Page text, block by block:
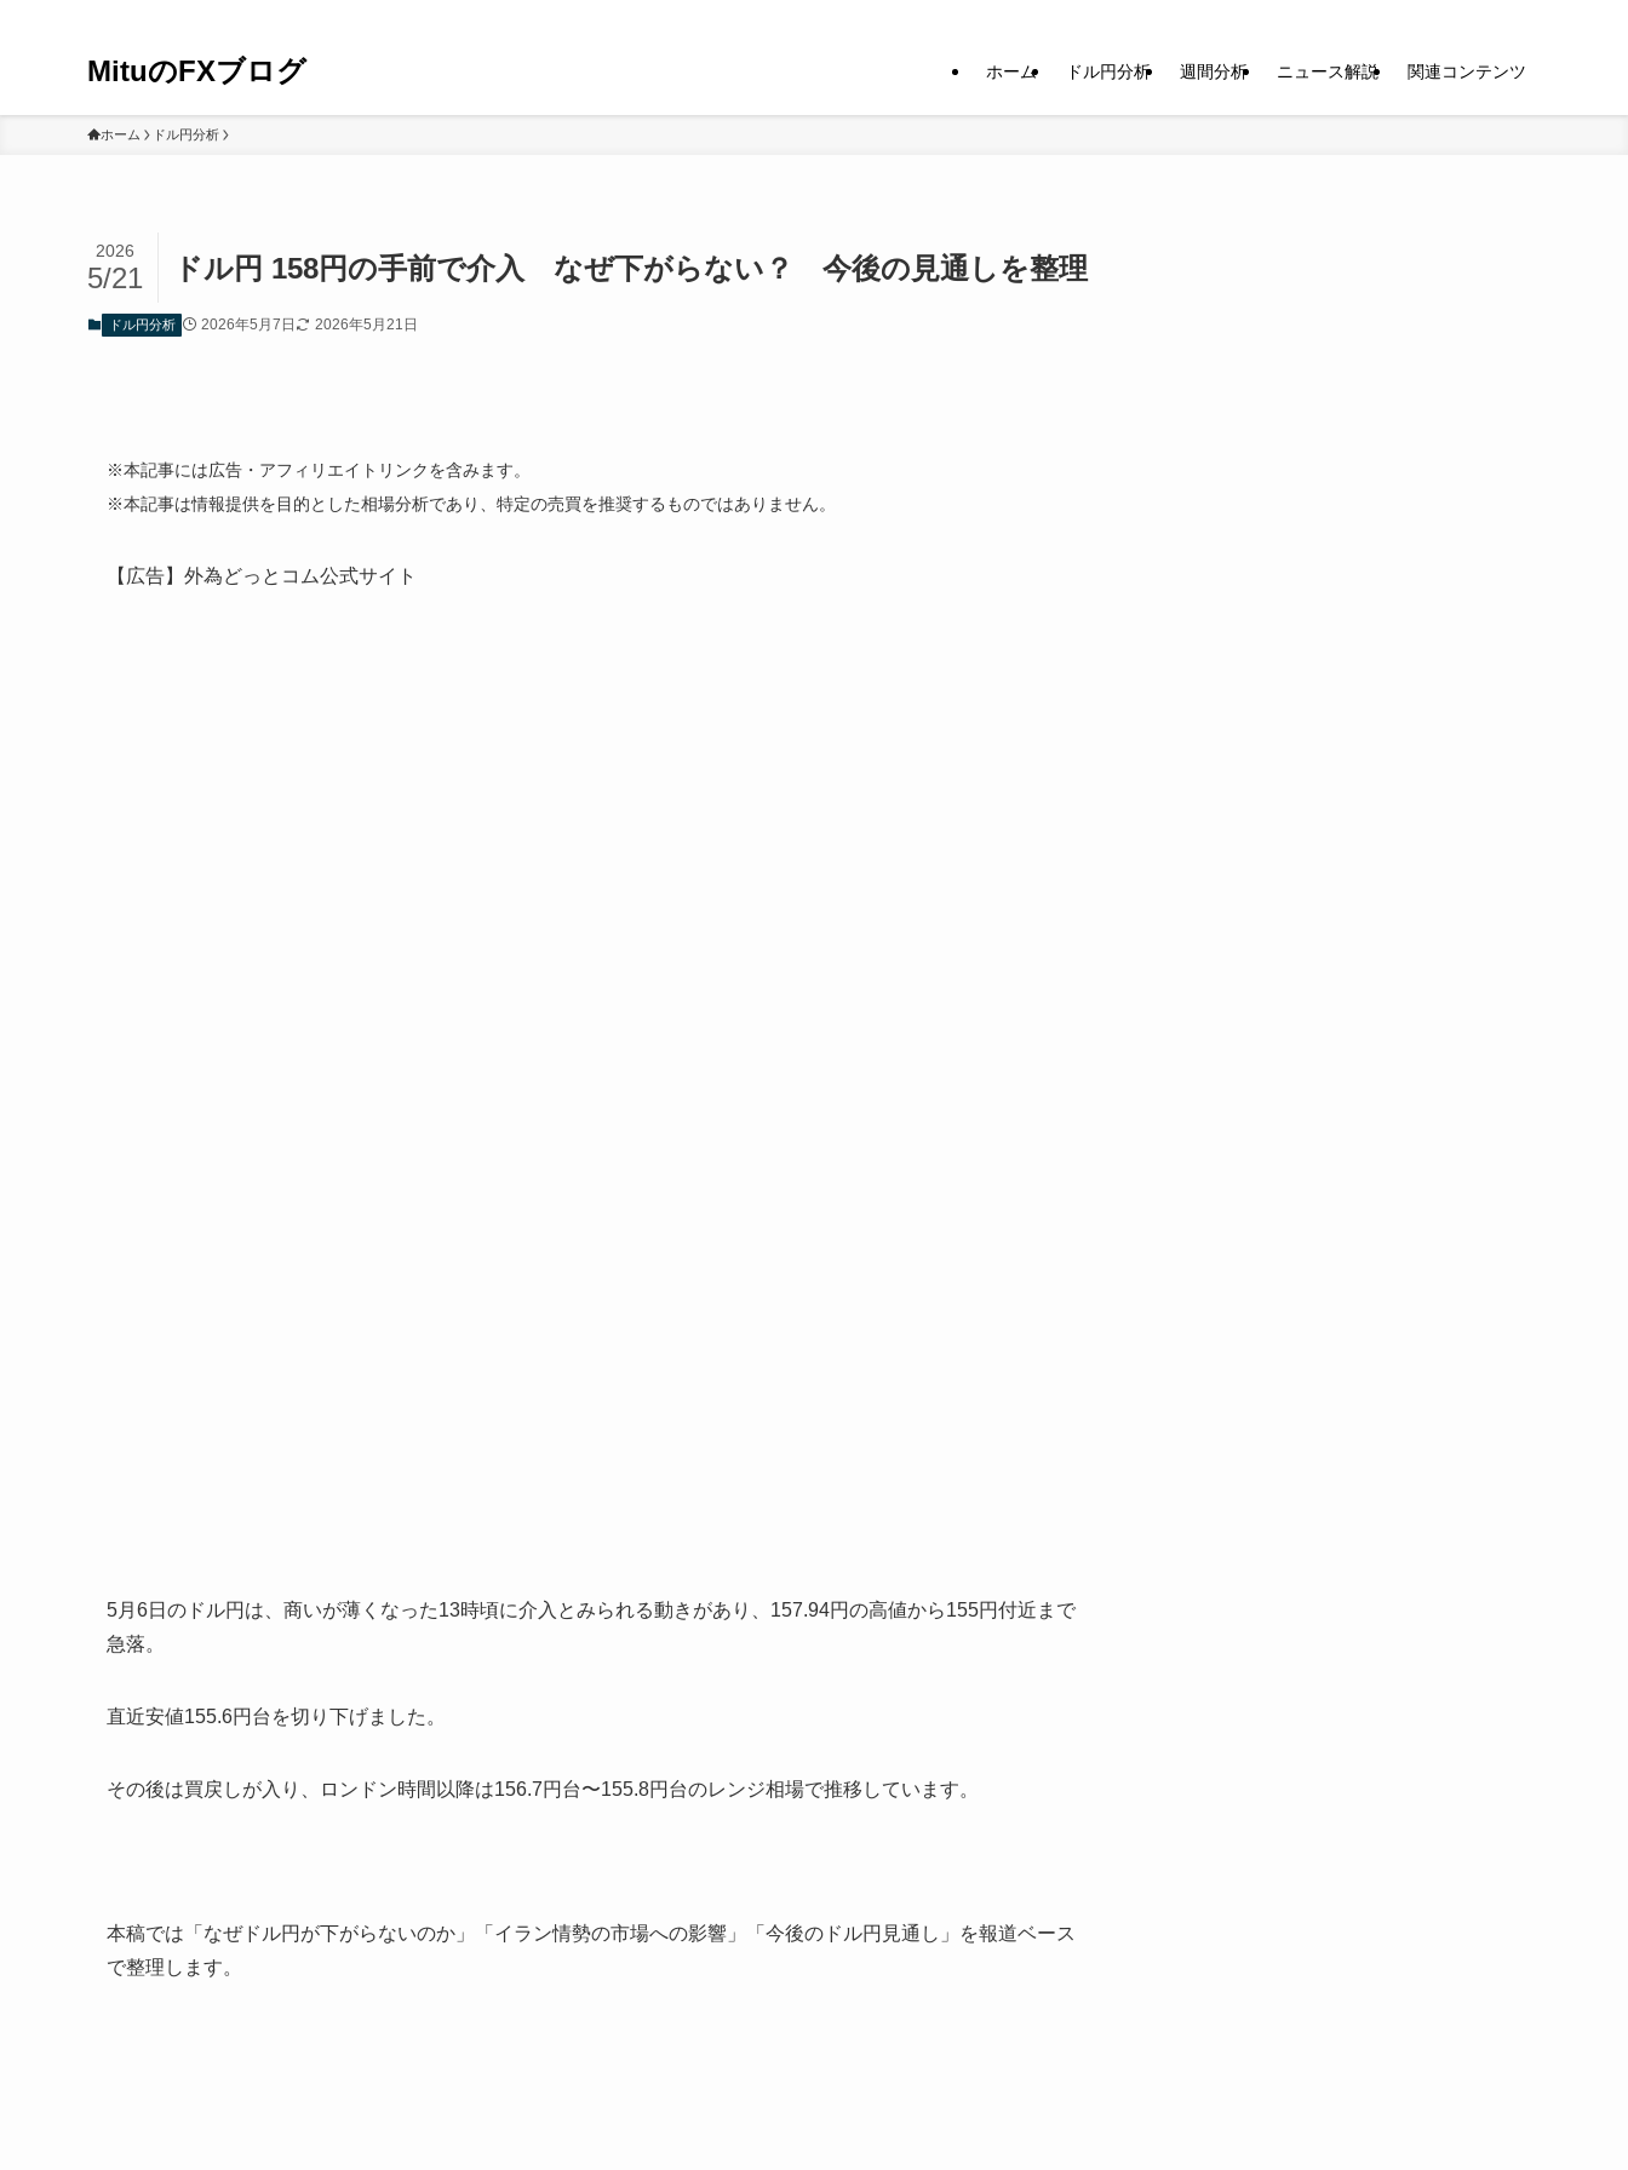
MituのFXブログ ホーム ドル円分析 週間分析 ニュース解説 関連コンテンツ
ホーム ドル円分析
ドル円 158円の手前で介入 なぜ下がらない？ 今後の見通しを整理
2026
5/21
ドル円分析 2026年5月7日 2026年5月21日
※本記事には広告・アフィリエイトリンクを含みます。
※本記事は情報提供を目的とした相場分析であり、特定の売買を推奨するものではありません。
【広告】外為どっとコム公式サイト
5月6日のドル円は、商いが薄くなった13時頃に介入とみられる動きがあり、157.94円の高値から155円付近まで
急落。
直近安値155.6円台を切り下げました。
その後は買戻しが入り、ロンドン時間以降は156.7円台〜155.8円台のレンジ相場で推移しています。
本稿では「なぜドル円が下がらないのか」「イラン情勢の市場への影響」「今後のドル円見通し」を報道ベース
で整理します。